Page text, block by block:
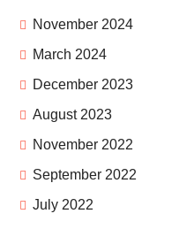
November 2024
March 2024
December 2023
August 2023
November 2022
September 2022
July 2022